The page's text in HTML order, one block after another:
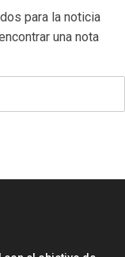
para la noticia
una nota